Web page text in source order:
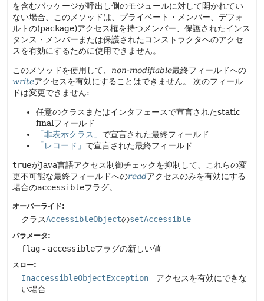
を含むパッケージが呼出し側のモジュールに対して開かれてい
ない場合、このメソッドは、プライベート・メンバー、デフォ
ルトの(package)アクセス権を持つメンバー、保護されたインス
タンス・メンバーまたは保護されたコンストラクタへのアクセ
スを有効にするために使用できません。
このメソッドを使用して、 non-modifiable最終フィールドへの
writeアクセスを有効にすることはできません。
次のフィール
ドは変更できません:
任意のクラスまたはインタフェースで宣言されたstatic
finalフィールド
「非表示クラス」 で宣言された最終フィールド
「レコード」 で宣言された最終フィールド
trueがJava言語アクセス制御チェックを抑制して、これらの変
更不可能な最終フィールドへのreadアクセスのみを有効にする
場合のaccessibleフラグ。
オーバーライド:
クラスAccessibleObjectのsetAccessible
パラメータ:
flag - accessibleフラグの新しい値
スロー:
InaccessibleObjectException - アクセスを有効にできな
い場合